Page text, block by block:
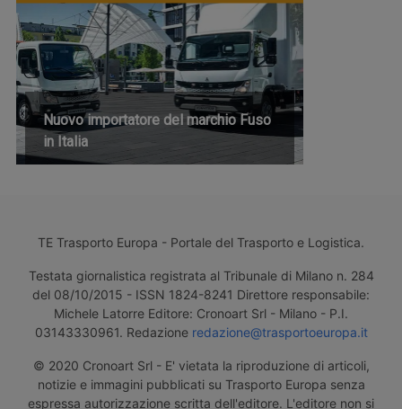
Nuovo importatore del marchio Fuso
in Italia
TE Trasporto Europa - Portale del Trasporto e Logistica.
Testata giornalistica registrata al Tribunale di Milano n. 284
del 08/10/2015 - ISSN 1824-8241 Direttore responsabile:
Michele Latorre Editore: Cronoart Srl - Milano - P.I.
03143330961. Redazione redazione@trasportoeuropa.it
© 2020 Cronoart Srl - E' vietata la riproduzione di articoli,
notizie e immagini pubblicati su Trasporto Europa senza
espressa autorizzazione scritta dell'editore. L'editore non si